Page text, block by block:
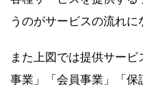
うのがサービスの流れに
また上図では提供サー
事業」「会員事業」「